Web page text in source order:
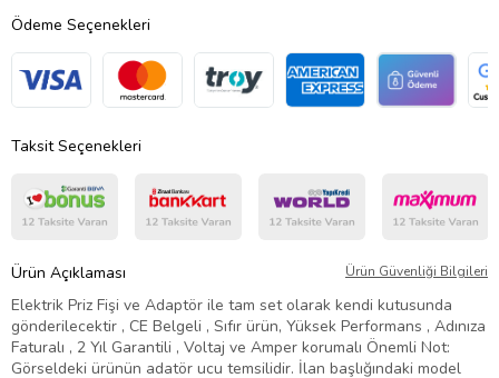
Ödeme Seçenekleri
Taksit Seçenekleri
Ürün Açıklaması Ürün Güvenliği Bilgileri
Elektrik Priz Fişi ve Adaptör ile tam set olarak kendi kutusunda
gönderilecektir , CE Belgeli , Sıfır ürün, Yüksek Performans , Adınıza
Faturalı , 2 Yıl Garantili , Voltaj ve Amper korumalı Önemli Not:
Görseldeki ürünün adatör ucu temsilidir. İlan başlığındaki model